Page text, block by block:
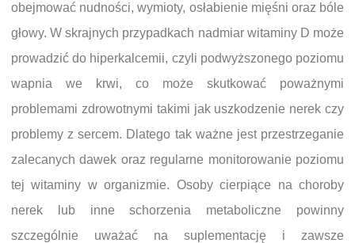
obejmować nudności, wymioty, osłabienie mięśni oraz bóle
głowy. W skrajnych przypadkach nadmiar witaminy D może
prowadzić do hiperkalcemii, czyli podwyższonego poziomu
wapnia we krwi, co może skutkować poważnymi
problemami zdrowotnymi takimi jak uszkodzenie nerek czy
problemy z sercem. Dlatego tak ważne jest przestrzeganie
zalecanych dawek oraz regularne monitorowanie poziomu
tej witaminy w organizmie. Osoby cierpiące na choroby
nerek lub inne schorzenia metaboliczne powinny
szczególnie uważać na suplementację i zawsze